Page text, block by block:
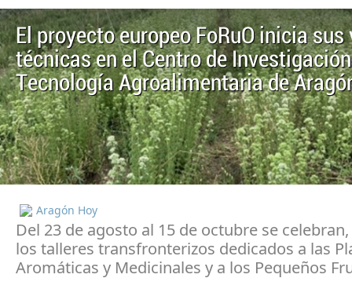
El proyecto europeo FoRuO inicia
técnicas en el Centro de
Tecnología Agroalimentaria de
Aragón Hoy
Del 23 de agosto al 15 de octubre se
los talleres transfronterizos dedicados a las
Aromáticas y Medicinales y a los Pequeños